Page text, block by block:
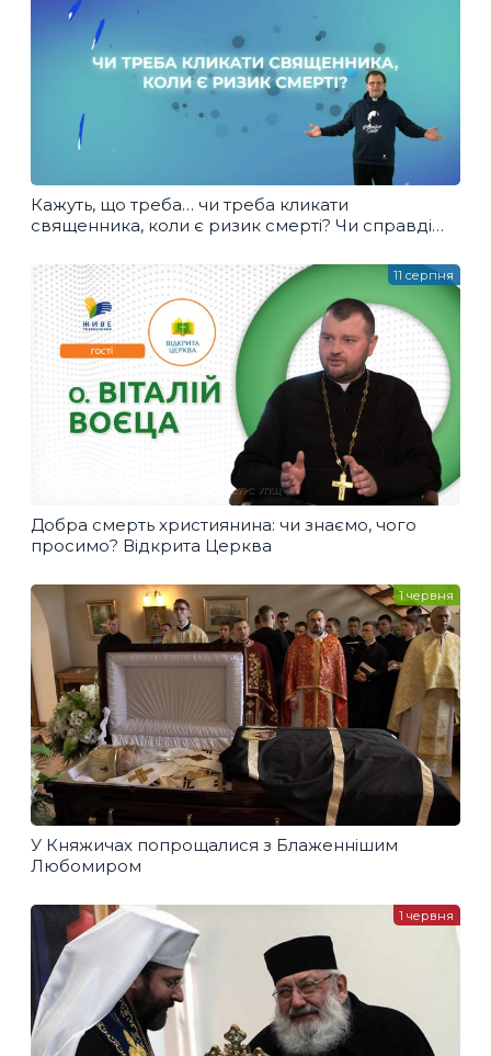
Кажуть, що треба… чи треба кликати
священника, коли є ризик смерті? Чи справді
Добра смерть християнина: чи знаємо, чого
просимо? Відкрита Церква
11 серпня
У Княжичах попрощалися з Блаженнішим
Любомиром
1 червня
1 червня